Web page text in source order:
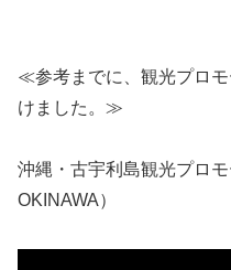
≪参考までに、観光プロ
けました。≫
沖縄・古宇利島観光プロ
OKINAWA）